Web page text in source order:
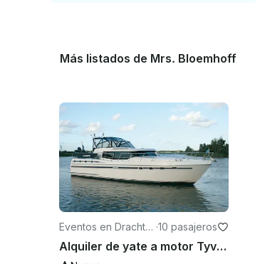
Más listados de Mrs. Bloemhoff
Eventos en Drachte
n
·10 pasajeros
Alquiler de yate a motor Tyvano 1450 de 48' en Drachten - Frisia, Países Bajos